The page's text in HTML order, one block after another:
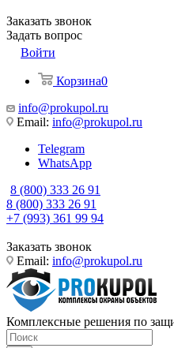
Заказать звонок
Задать вопрос
Войти
Корзина0
info@prokupol.ru
Email: info@prokupol.ru
Telegram
WhatsApp
8 (800) 333 26 91
8 (800) 333 26 91
+7 (993) 361 99 94
Заказать звонок
Email: info@prokupol.ru
Комплексные решения по